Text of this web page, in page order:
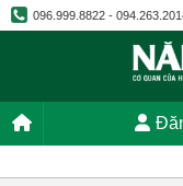
096.999.8822 -